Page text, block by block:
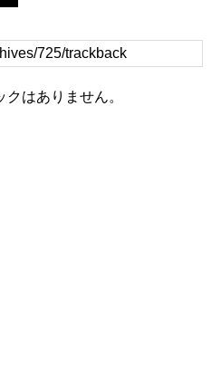
はありません。